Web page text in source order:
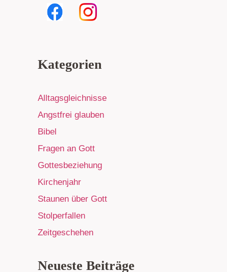
Kategorien
Alltagsgleichnisse
Angstfrei glauben
Bibel
Fragen an Gott
Gottesbeziehung
Kirchenjahr
Staunen über Gott
Stolperfallen
Zeitgeschehen
Neueste Beiträge